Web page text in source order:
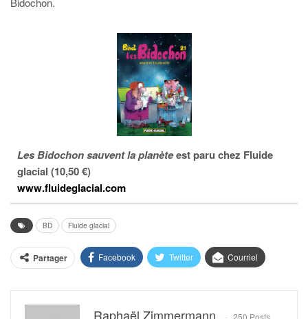
Les Bidochon sauvent la planèteest paru chez Fluide
glacial (10,50 €)
www.fluideglacial.com
BD Fluide glacial
Partager Facebook Twitter Courriel
Raphaël Zimmermann